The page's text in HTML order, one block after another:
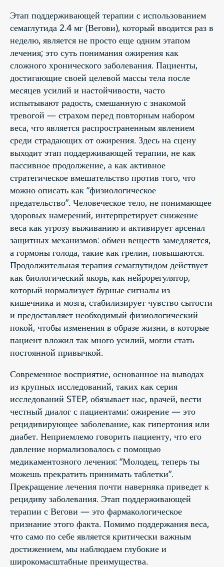
Этап поддерживающей терапии с использованием
семаглутида 2.4 мг (Вегови), который вводится раз в
неделю, является не просто еще одним этапом
лечения; это суть понимания ожирения как
сложного хронического заболевания. Пациенты,
достигающие своей целевой массы тела после
месяцев усилий и настойчивости, часто
испытывают радость, смешанную с знакомой
тревогой — страхом перед повторным набором
веса, что является распространенным явлением
среди страдающих от ожирения. Здесь на сцену
выходит этап поддерживающей терапии, не как
пассивное продолжение, а как активное
стратегическое вмешательство против того, что
можно описать как “физиологическое
предательство”. Человеческое тело, не понимающее
здоровых намерений, интерпретирует снижение
веса как угрозу выживанию и активирует арсенал
защитных механизмов: обмен веществ замедляется,
а гормоны голода, такие как грелин, повышаются.
Продолжительная терапия семаглутидом действует
как биологический якорь, как нейрорегулятор,
который нормализует бурные сигналы из
кишечника и мозга, стабилизирует чувство сытости
и предоставляет необходимый физиологический
покой, чтобы изменения в образе жизни, в которые
пациент вложил так много усилий, могли стать
постоянной привычкой.
Современное восприятие, основанное на выводах
из крупных исследований, таких как серия
исследований STEP, обязывает нас, врачей, вести
честный диалог с пациентами: ожирение — это
рецидивирующее заболевание, как гипертония или
диабет. Неприемлемо говорить пациенту, что его
давление нормализовалось с помощью
медикаментозного лечения: “Молодец, теперь ты
можешь прекратить принимать таблетки”.
Прекращение лечения почти наверняка приведет к
рецидиву заболевания. Этап поддерживающей
терапии с Вегови — это фармакологическое
признание этого факта. Помимо поддержания веса,
что само по себе является критически важным
достижением, мы наблюдаем глубокие и
широкомасштабные преимущества.